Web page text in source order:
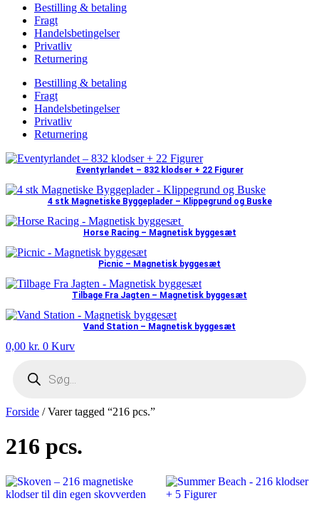
Bestilling & betaling
Fragt
Handelsbetingelser
Privatliv
Returnering
Bestilling & betaling
Fragt
Handelsbetingelser
Privatliv
Returnering
Eventyrlandet – 832 klodser + 22 Figurer
4 stk Magnetiske Byggeplader – Klippegrund og Buske
Horse Racing – Magnetisk byggesæt
Picnic – Magnetisk byggesæt
Tilbage Fra Jagten – Magnetisk byggesæt
Vand Station – Magnetisk byggesæt
0,00 kr. 0 Kurv
search
Forside / Varer tagged “216 pcs.”
216 pcs.